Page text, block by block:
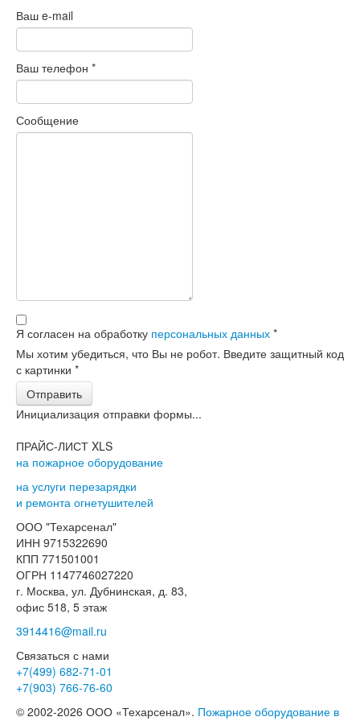
Ваш e-mail
Ваш телефон *
Сообщение
Я согласен на обработку персональных данных *
Мы хотим убедиться, что Вы не робот. Введите защитный код
с картинки *
Отправить
Инициализация отправки формы...
ПРАЙС-ЛИСТ XLS
на пожарное оборудование
на услуги перезарядки
и ремонта огнетушителей
ООО "Техарсенал"
ИНН 9715322690
КПП 771501001
ОГРН 1147746027220
г. Москва, ул. Дубнинская, д. 83,
офис 518, 5 этаж
3914416@mail.ru
Связаться с нами
+7(499) 682-71-01
+7(903) 766-76-60
© 2002-2026 ООО «Техарсенал». Пожарное оборудование в